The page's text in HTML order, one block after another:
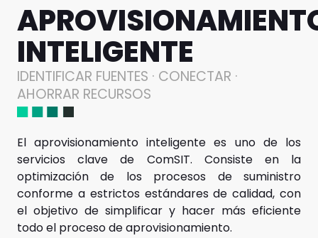
INTELIGENTE
IDENTIFICAR FUENTES · CONECTAR ·
AHORRAR RECURSOS
El aprovisionamiento inteligente es uno de los
servicios clave de ComSIT. Consiste en la
optimización de los procesos de suministro
conforme a estrictos estándares de calidad, con
el objetivo de simplificar y hacer más eficiente
todo el proceso de aprovisionamiento.